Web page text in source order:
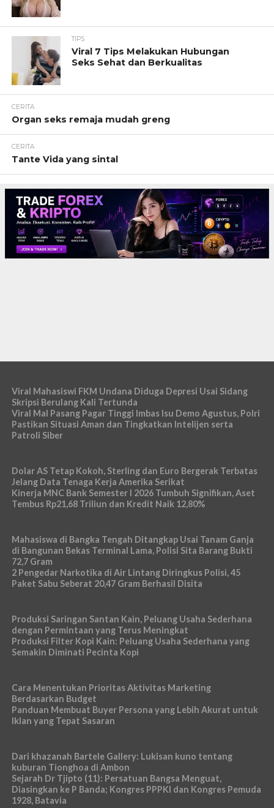
TIPS
Viral 7 Tips Melakukan Hubungan
Seks Sehat dan Berkualitas
CERITA
Organ seks remaja mudah greng
CERITA
Tante Vida yang sintal
Viral Mahasiswi FKM Undana Diduga Depresi Usai Sidang
Skripsi Berulang Kali Tertunda
Viral Mal Pasang Pagar Tinggi Imbas Isu Demo Agustus, Polri
Pastikan Situasi Aman dan Tingkatkan Intelijen serta
Patroli Siber
Dolar AS Tetap Kokoh, Sterling dan Euro Bergerak Terbatas
Jelang Data Tenaga Kerja Amerika Serikat
Kinerja MNC Bank Semester I 2026 Tumbuh Signifikan, Aset
Tembus Rp21,68 Triliun dan Kredit Naik 12,80%
Mahasiswa di Bangka Tengah Ditangkap Usai Tanam Ganja
di Bangunan Bekas Terminal Lama, Polisi Sita Barang Bukti
72,7 Gram
2 Pengedar Narkotika di Air Lintang Diringkus Polisi, 45
Paket Sabu Seberat 20,47 Gram Berhasil Disita
Produksi Saringan Santan Kain, Peluang Usaha Sederhana
dengan Permintaan yang Terus Meningkat
Produksi Filter Kopi Kain: Peluang Usaha Sederhana yang
Semakin Diminati Pecinta Kopi
Cara Menentukan Prioritas Aktivitas Marketing
Berdasarkan Budget
Panduan Membuat Buyer Persona yang Lebih Akurat untuk
Iklan yang Tepat Sasaran
Dari khazanah Bartele Gallery: Lukisan kuno tentang
kuburan Tionghoa di Ambon
Sejarah Dr Tjipto (11): Persatuan Bangsa Menguat,
Diasingkan ke P Banda; Kongres PPPKI dan Kongres Pemuda
1928, Batavia